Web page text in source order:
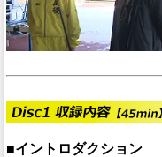
■イントロダクション